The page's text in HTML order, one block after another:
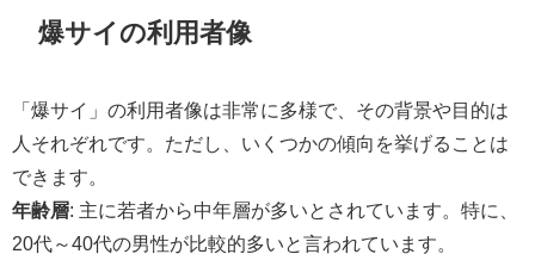
爆サイの利用者像
「爆サイ」の利用者像は非常に多様で、その背景や目的は
人それぞれです。ただし、いくつかの傾向を挙げることは
できます。
年齢層: 主に若者から中年層が多いとされています。特に、
20代～40代の男性が比較的多いと言われています。